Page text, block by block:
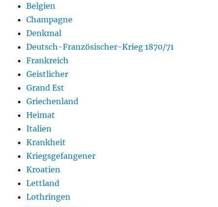
Belgien
Champagne
Denkmal
Deutsch-Französischer-Krieg 1870/71
Frankreich
Geistlicher
Grand Est
Griechenland
Heimat
Italien
Krankheit
Kriegsgefangener
Kroatien
Lettland
Lothringen